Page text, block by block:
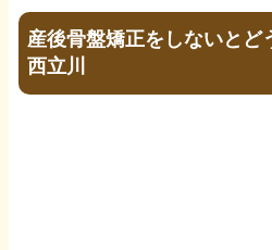
坐骨神経痛
産後骨盤矯正をしないとど
西立川